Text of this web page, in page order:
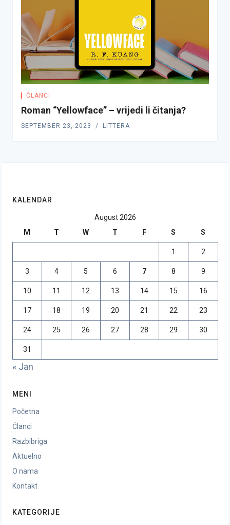
ČLANCI
Roman “Yellowface” – vrijedi li čitanja?
SEPTEMBER 23, 2023 LITTERA
KALENDAR
August 2026
M
T W T F S S
1 2
3 4 5 6 7 8 9
10 11 12 13 14 15 16
17 18 19 20 21 22 23
24 25 26 27 28 29 30
31
« Jan
MENI
Početna
Članci
Razbibriga
Aktuelno
O nama
Kontakt
KATEGORIJE